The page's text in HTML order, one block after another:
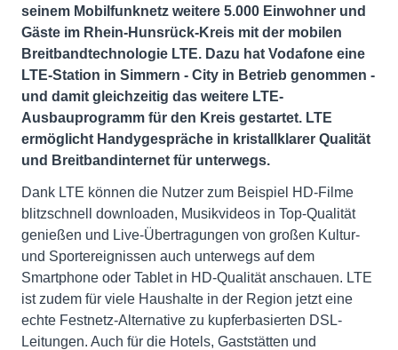
seinem Mobilfunknetz weitere 5.000 Einwohner und
Gäste im Rhein-Hunsrück-Kreis mit der mobilen
Breitbandtechnologie LTE. Dazu hat Vodafone eine
LTE-Station in Simmern - City in Betrieb genommen -
und damit gleichzeitig das weitere LTE-
Ausbauprogramm für den Kreis gestartet. LTE
ermöglicht Handygespräche in kristallklarer Qualität
und Breitbandinternet für unterwegs.
Dank LTE können die Nutzer zum Beispiel HD-Filme
blitzschnell downloaden, Musikvideos in Top-Qualität
genießen und Live-Übertragungen von großen Kultur-
und Sportereignissen auch unterwegs auf dem
Smartphone oder Tablet in HD-Qualität anschauen. LTE
ist zudem für viele Haushalte in der Region jetzt eine
echte Festnetz-Alternative zu kupferbasierten DSL-
Leitungen. Auch für die Hotels, Gaststätten und